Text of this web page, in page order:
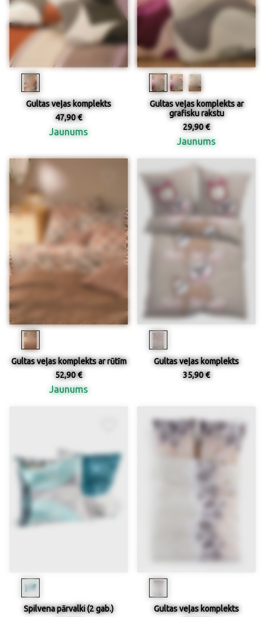
Gultas veļas komplekts
47,90 €
Jaunums
Gultas veļas komplekts ar
grafisku rakstu
29,90 €
Jaunums
Gultas veļas komplekts ar rūtīm
52,90 €
Jaunums
Gultas veļas komplekts
35,90 €
Spilvena pārvalki (2 gab.)
Gultas veļas komplekts